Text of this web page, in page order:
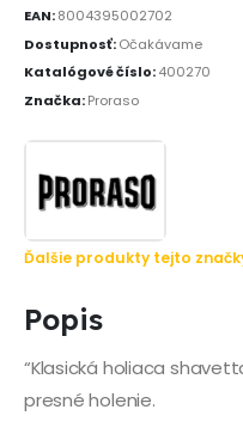
EAN:8004395002702
Dostupnosť:Očakávame
Katalógové číslo:400270
Značka:Proraso
Ďalšie produkty tejto
Popis
“Klasická holiaca
presné holenie.